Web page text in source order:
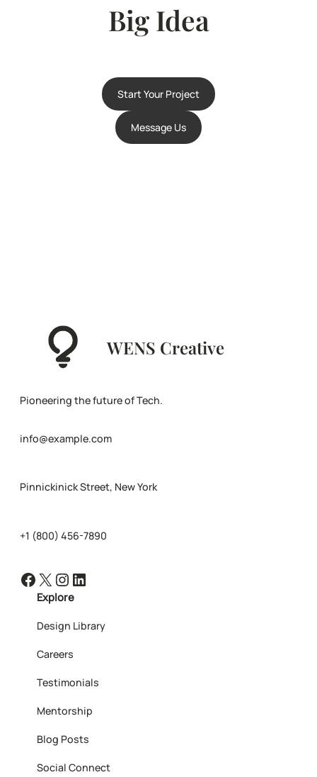
Big Idea
Start Your Project
Message Us
WENS Creative
Pioneering the future of Tech.
info@example.com
Pinnickinick Street, New York
+1 (800) 456-7890
Facebook X Instagram LinkedIn
Explore
Design Library
Careers
Testimonials
Mentorship
Blog Posts
Social Connect